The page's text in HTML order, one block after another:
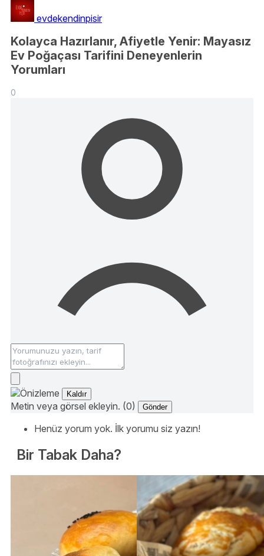
evdekendinpisir
Kolayca Hazırlanır, Afiyetle Yenir: Mayasız
Ev Poğaçası Tarifini Deneyenlerin
Yorumları
0
Kaldır
Metin veya görsel ekleyin. (0) Gönder
Henüz yorum yok. İlk yorumu siz yazın!
Bir Tabak Daha?